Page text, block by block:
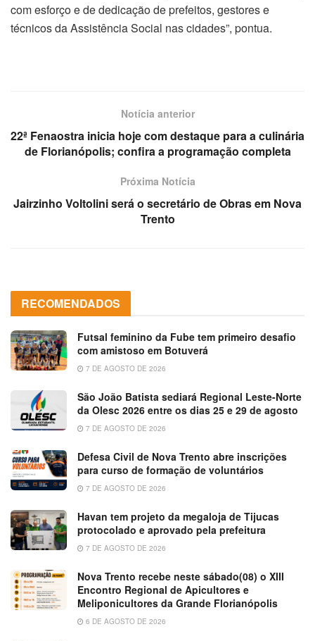
com esforço e de dedicação de prefeitos, gestores e
técnicos da Assistência Social nas cidades”, pontua.
Notícia anterior
22ª Fenaostra inicia hoje com destaque para a culinária
de Florianópolis; confira a programação completa
Próxima Notícia
Jairzinho Voltolini será o secretário de Obras em Nova
Trento
RECOMENDADOS
Futsal feminino da Fube tem primeiro desafio
com amistoso em Botuverá
7 DE AGOSTO DE 2026
São João Batista sediará Regional Leste-Norte
da Olesc 2026 entre os dias 25 e 29 de agosto
7 DE AGOSTO DE 2026
Defesa Civil de Nova Trento abre inscrições
para curso de formação de voluntários
7 DE AGOSTO DE 2026
Havan tem projeto da megaloja de Tijucas
protocolado e aprovado pela prefeitura
7 DE AGOSTO DE 2026
Nova Trento recebe neste sábado(08) o XIII
Encontro Regional de Apicultores e
Meliponicultores da Grande Florianópolis
6 DE AGOSTO DE 2026